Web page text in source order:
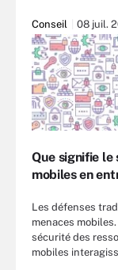
Conseil 08 juil.
Que signifie le
mobiles en
Les défenses
menaces
sécurité des
mobiles